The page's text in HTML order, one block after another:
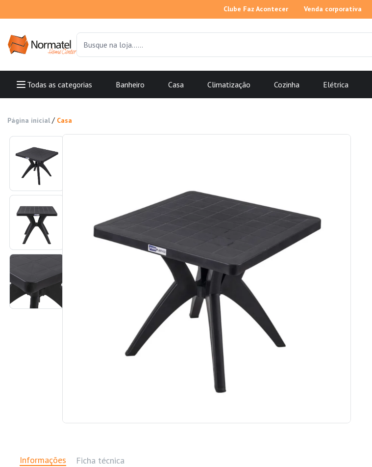
Clube Faz Acontecer Venda corporativa
Todas as categorias Banheiro Casa Climatização Cozinha Elétrica
Página inicial / Casa
Informações Ficha técnica